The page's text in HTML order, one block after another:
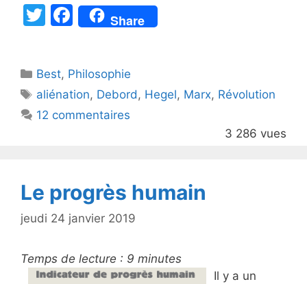
T
er
F
a
e
b
o
Share
Catégories
Best, Philosophie
Étiquettes
aliénation, Debord , Hegel, Marx, Révolution
12 commentaires
3 286 vues
Le progrès humain
jeudi 24 janvier 2019
Temps de lecture : 9 minutes
Il y a un